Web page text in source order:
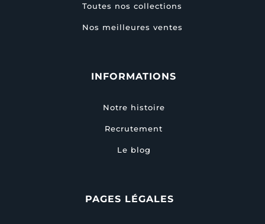
Toutes nos collections
Nos meilleures ventes
INFORMATIONS
Notre histoire
Recrutement
Le blog
PAGES LÉGALES